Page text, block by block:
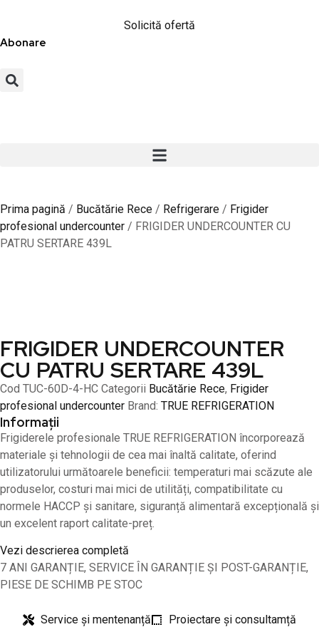
Solicită ofertă
Abonare
Prima pagină / Bucătărie Rece / Refrigerare / Frigider
profesional undercounter / FRIGIDER UNDERCOUNTER CU
PATRU SERTARE 439L
FRIGIDER UNDERCOUNTER
CU PATRU SERTARE 439L
Cod TUC-60D-4-HC Categorii Bucătărie Rece, Frigider
profesional undercounter Brand: TRUE REFRIGERATION
Informații
Frigiderele profesionale TRUE REFRIGERATION încorporează
materiale și tehnologii de cea mai înaltă calitate, oferind
utilizatorului următoarele beneficii: temperaturi mai scăzute ale
produselor, costuri mai mici de utilități, compatibilitate cu
normele HACCP și sanitare, siguranță alimentară excepțională și
un excelent raport calitate-preț.
Vezi descrierea completă
7 ANI GARANȚIE, SERVICE ÎN GARANȚIE ȘI POST-GARANȚIE,
PIESE DE SCHIMB PE STOC
Service și mentenanță Proiectare și consultamță